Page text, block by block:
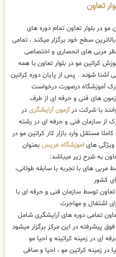
تعاون
مو در بلوار تعاون تمام دوره های
سطح خود برگزار میکند ، تمامی
نظر مربی های انحصاری و اختصاصی
کراتین مو در بلوار تعاون با همه
شوند . پس از پایان دوره کراتین
مدرک آموزشگاه درصورت درخواست
های فنی و حرفه ای از طرف
با شرکت درآزمون آرایشگری در
از سازمان فنی و حرفه ای در رشته
مستقل وارد بازار کار کراتین مو در
های اموزشگاه عریس بعنوان
به شرح زیر میباشد:
مربی های با تجربه با سابقه طولانی،
کشور
تعاون توسط سازمان فنی و حرفه ای با
اشتغال و مهاجرت
تمامی دوره های آرایشگری شامل
ای در زمینه کراتینه و احیا مو
زمینه کراتین مو ، احیا و صافی